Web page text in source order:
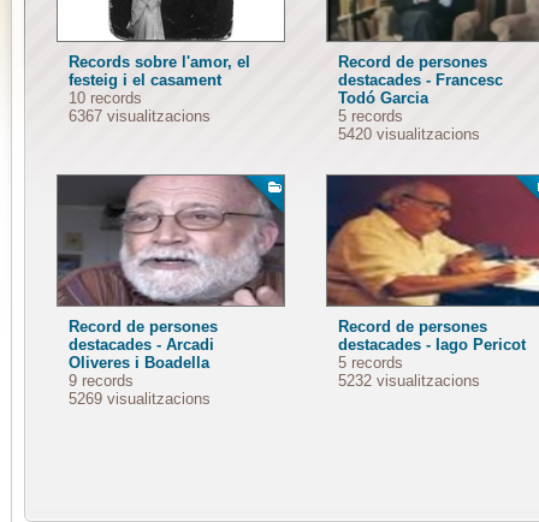
Records sobre l'amor, el
festeig i el casament
10 records
6367 visualitzacions
Record de persones
destacades - Francesc
Todó Garcia
5 records
5420 visualitzacions
Record de persones
destacades - Arcadi
Oliveres i Boadella
9 records
5269 visualitzacions
Record de persones
destacades - Iago Pericot
5 records
5232 visualitzacions